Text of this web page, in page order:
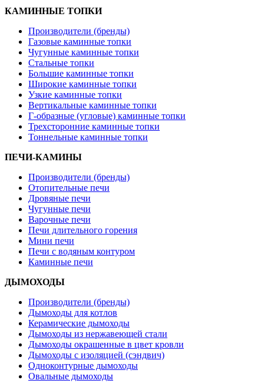
КАМИННЫЕ ТОПКИ
Производители (бренды)
Газовые каминные топки
Чугунные каминные топки
Стальные топки
Большие каминные топки
Широкие каминные топки
Узкие каминные топки
Вертикальные каминные топки
Г-образные (угловые) каминные топки
Трехсторонние каминные топки
Тоннельные каминные топки
ПЕЧИ-КАМИНЫ
Производители (бренды)
Отопительные печи
Дровяные печи
Чугунные печи
Варочные печи
Печи длительного горения
Мини печи
Печи с водяным контуром
Каминные печи
ДЫМОХОДЫ
Производители (бренды)
Дымоходы для котлов
Керамические дымоходы
Дымоходы из нержавеющей стали
Дымоходы окрашенные в цвет кровли
Дымоходы с изоляцией (сэндвич)
Одноконтурные дымоходы
Овальные дымоходы